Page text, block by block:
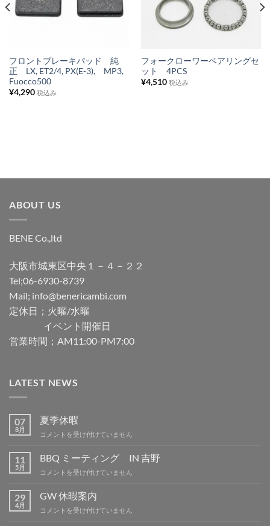
入
ト
フロントブレーキパッド 純
正 LX, ET2/4, PX(E-3), MP3,
Fuocco500
¥4,290 税込み
り
ス
フォークローワーベアリングセ
ット 4PCS
¥4,510 税込み
ABOUT US
BENE Co.,ltd
大阪市城東区中央１－４－２２
Tel;06-6930-8739
Mail; info@benericambi.com
定休日；火曜/水曜
イベント開催日
営業時間；AM11:00-PM7:00
LATEST NEWS
07
8月
夏季休暇
夏
休
暇
は
コメントを受け付けていません
11
5月
BBQ ミーティング IN 吉野
BBQ
ー
テ
ィ
コメントを受け付けていません
29
4月
GW 休暇案内
GW
コメントを受け付けていません